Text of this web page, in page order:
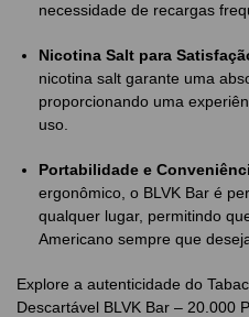
necessidade de recargas
Nicotina Salt para
nicotina salt garante uma
proporcionando uma
uso.
Portabilidade e
ergonômico, o BLVK Bar é
qualquer lugar, permitindo
Americano sempre que
Explore a autenticidade do
Descartável BLVK Bar – 20.000